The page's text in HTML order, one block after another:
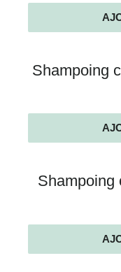
Shampoing
Shampoing